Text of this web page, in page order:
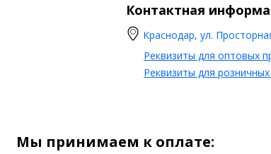
Контактная
Краснодар, ул.
Реквизиты для оптовых
Реквизиты для
Мы принимаем к оплате: